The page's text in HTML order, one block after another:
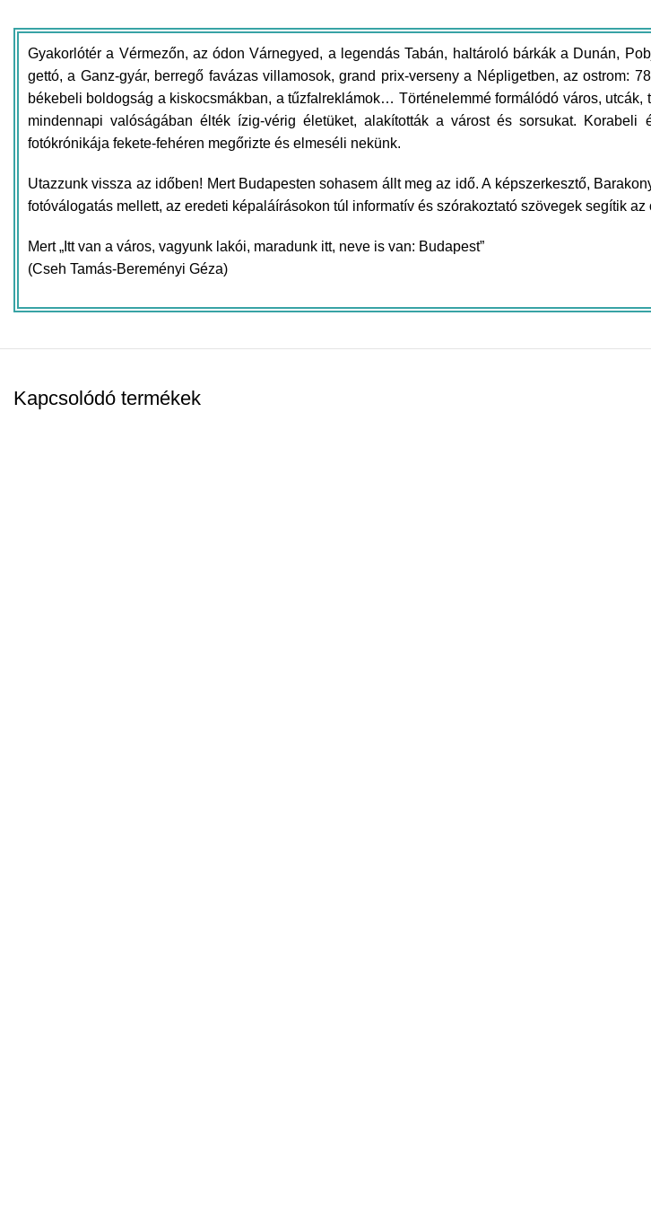
Gyakorlótér a Vérmezőn, az ódon Várnegyed, a legendás Tabán, haltároló bárkák a Dunán,
gettó, a Ganz-gyár, berregő favázas villamosok, grand prix-verseny a Népligetben, az ostrom:
békebeli boldogság a kiskocsmákban, a tűzfalreklámok… Történelemmé formálódó város,
mindennapi valóságában élték ízig-vérig életüket, alakították a várost és sorsukat.
fotókrónikája fekete-fehéren megőrizte és elmeséli nekünk.
Utazzunk vissza az időben! Mert Budapesten sohasem állt meg az idő. A képszerkesztő,
fotóválogatás mellett, az eredeti képaláírásokon túl informatív és szórakoztató szövegek segítik
Mert „Itt van a város, vagyunk lakói, maradunk itt, neve is van: Budapest”
(Cseh Tamás-Bereményi Géza)
Kapcsolódó termékek